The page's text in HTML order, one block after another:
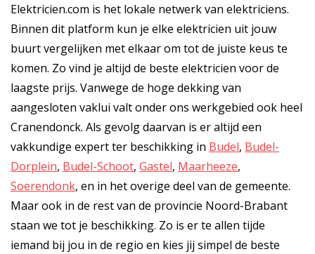
Elektricien.com is het lokale netwerk van elektriciens.
Binnen dit platform kun je elke elektricien uit jouw
buurt vergelijken met elkaar om tot de juiste keus te
komen. Zo vind je altijd de beste elektricien voor de
laagste prijs. Vanwege de hoge dekking van
aangesloten vaklui valt onder ons werkgebied ook heel
Cranendonck. Als gevolg daarvan is er altijd een
vakkundige expert ter beschikking in Budel, Budel-
Dorplein, Budel-Schoot, Gastel, Maarheeze,
Soerendonk, en in het overige deel van de gemeente.
Maar ook in de rest van de provincie Noord-Brabant
staan we tot je beschikking. Zo is er te allen tijde
iemand bij jou in de regio en kies jij simpel de beste